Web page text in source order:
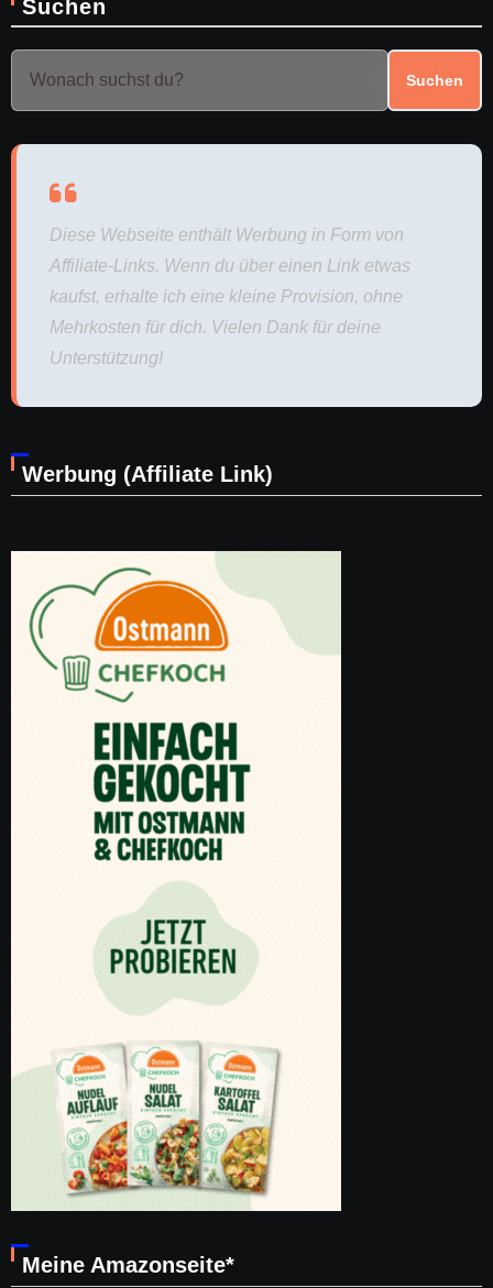
Suchen
Suchen
Diese Webseite enthält Werbung in Form von
Affiliate-Links. Wenn du über einen Link etwas
kaufst, erhalte ich eine kleine Provision, ohne
Mehrkosten für dich. Vielen Dank für deine
Unterstützung!
Werbung (Affiliate Link)
Meine Amazonseite*